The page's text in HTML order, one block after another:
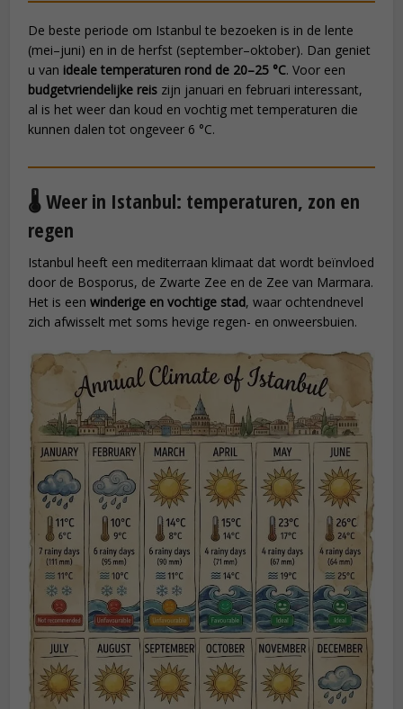
De beste periode om Istanbul te bezoeken is in de lente
(mei–juni) en in de herfst (september–oktober). Dan geniet
u van ideale temperaturen rond de 20–25 °C. Voor een
budgetvriendelijke reis zijn januari en februari interessant,
al is het weer dan koud en vochtig met temperaturen die
kunnen dalen tot ongeveer 6 °C.
🌡️ Weer in Istanbul: temperaturen, zon en
regen
Istanbul heeft een mediterraan klimaat dat wordt beïnvloed
door de Bosporus, de Zwarte Zee en de Zee van Marmara.
Het is eenwinderige en vochtige stad, waar ochtendnevel
zich afwisselt met soms hevige regen- en onweersbuien.